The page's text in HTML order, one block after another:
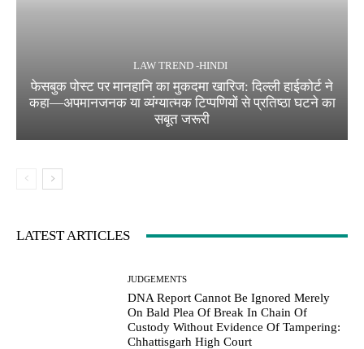
LAW TREND -HINDI
फेसबुक पोस्ट पर मानहानि का मुकदमा खारिज: दिल्ली हाईकोर्ट ने
कहा—अपमानजनक या व्यंग्यात्मक टिप्पणियों से प्रतिष्ठा घटने का
सबूत जरूरी
LATEST ARTICLES
JUDGEMENTS
DNA Report Cannot Be Ignored Merely
On Bald Plea Of Break In Chain Of
Custody Without Evidence Of Tampering:
Chhattisgarh High Court